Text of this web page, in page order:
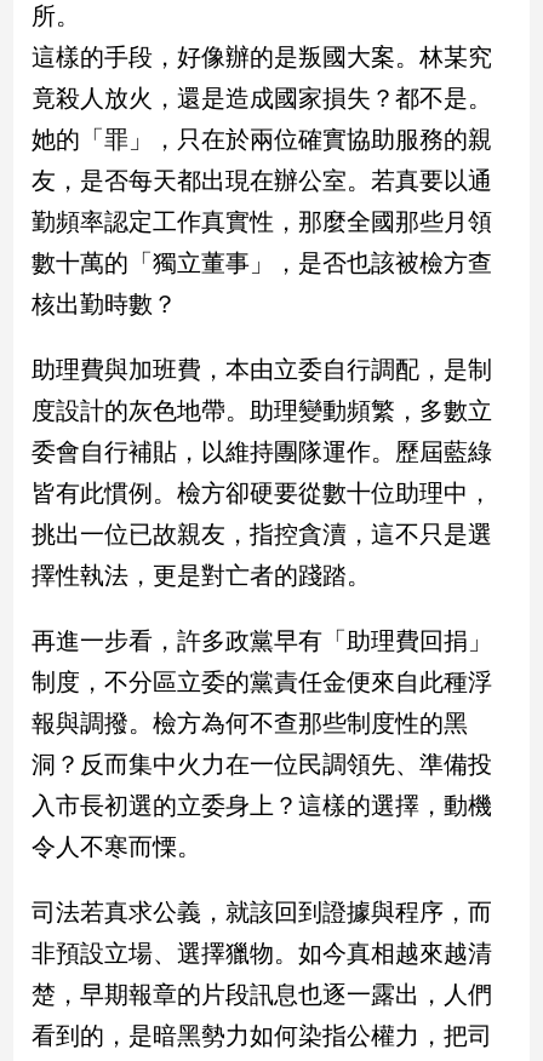
國
會
焦
點
點
岸/
際
社
會/
地
冠
病
毒
區
南
台
灣
點
南
灣
觀
點
所。
這樣的手段，好像辦的是叛國大案。林某究
竟殺人放火，還是造成國家損失？都不是。
她的「罪」，只在於兩位確實協助服務的親
友，是否每天都出現在辦公室。若真要以通
勤頻率認定工作真實性，那麼全國那些月領
數十萬的「獨立董事」，是否也該被檢方查
核出勤時數？
助理費與加班費，本由立委自行調配，是制
度設計的灰色地帶。助理變動頻繁，多數立
委會自行補貼，以維持團隊運作。歷屆藍綠
皆有此慣例。檢方卻硬要從數十位助理中，
挑出一位已故親友，指控貪瀆，這不只是選
擇性執法，更是對亡者的踐踏。
再進一步看，許多政黨早有「助理費回捐」
制度，不分區立委的黨責任金便來自此種浮
報與調撥。檢方為何不查那些制度性的黑
洞？反而集中火力在一位民調領先、準備投
入市長初選的立委身上？這樣的選擇，動機
令人不寒而慄。
司法若真求公義，就該回到證據與程序，而
非預設立場、選擇獵物。如今真相越來越清
楚，早期報章的片段訊息也逐一露出，人們
看到的，是暗黑勢力如何染指公權力，把司